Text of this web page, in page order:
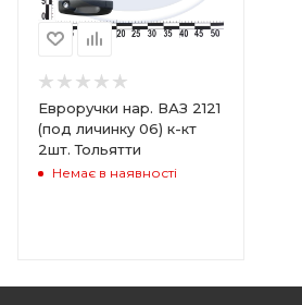
Евроручки нар. ВАЗ 2121
(под личинку 06) к-кт
2шт. Тольятти
Немає в наявності